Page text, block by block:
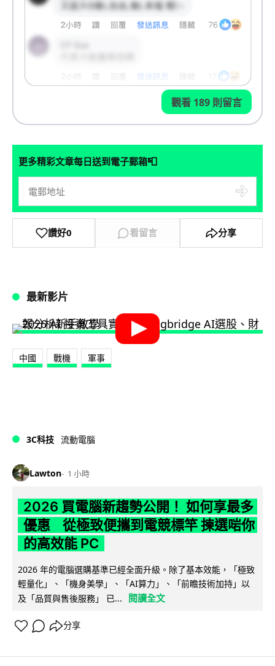
觀看 189 則留言
更多精彩文章每日送到電子郵箱📮
讚好0 看留言 分享
最新影片
中國 戰機 軍事
3C科技 流動電腦
Lawton 1 小時
2026 買電腦新趨勢公開！ 如何享最多
優惠 從極致便攜到電競標竿 揀選啱你
的高效能 PC
2026 年的電腦選購基準已經全面升級。除了基本效能，「極致
輕量化」、「機身美學」、「AI算力」、「前瞻技術加持」以
及「品質與售後服務」 已...
閱讀全文
分享